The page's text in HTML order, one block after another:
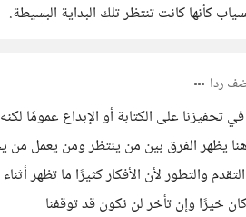
كأنها كانت تنتظر تلك البداية البسيطة.
ردا
على الكتابة أو الإبداع عمومًا
وهنا يظهر الفرق بين من ينتظر ومن يعمل
والتطور لأن الأفكار كثيرًا ما تظهر
خيرًا وإن تأخر لن نكون قد توقفنا